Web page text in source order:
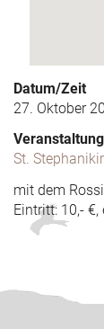
Datum/Zeit
27. Oktober
St.
mit dem
Eintritt: 10,- €,